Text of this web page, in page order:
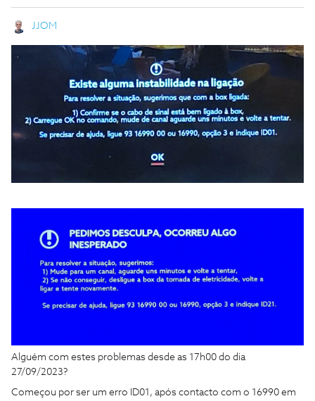
JJOM
Alguém com estes problemas desde as 17h00 do dia
27/09/2023?
Começou por ser um erro ID01, após contacto com o 16990 em